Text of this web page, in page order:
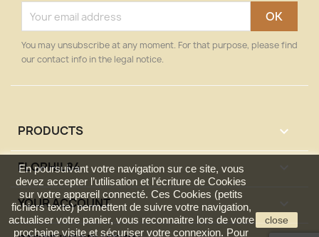
En poursuivant votre navigation sur ce site, vous
devez accepter l’utilisation et l'écriture de Cookies
sur votre appareil connecté. Ces Cookies (petits
fichiers texte) permettent de suivre votre navigation,
actualiser votre panier, vous reconnaitre lors de votre
prochaine visite et sécuriser votre connexion. Pour
close
You may unsubscribe at any moment. For that purpose, please find
our contact info in the legal notice.
PRODUCTS 
FLOPHIL84
YOUR ACCOUNT